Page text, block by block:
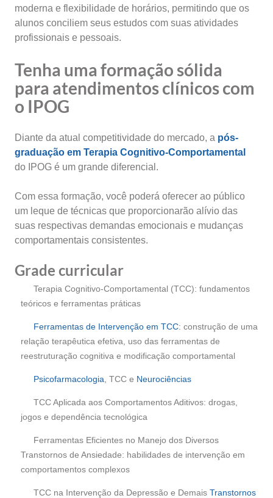
moderna e flexibilidade de horários, permitindo que os
alunos conciliem seus estudos com suas atividades
profissionais e pessoais.
Tenha uma formação sólida
para atendimentos clínicos com
o IPOG
Diante da atual competitividade do mercado, a pós-
graduação em Terapia Cognitivo-Comportamental
do IPOG é um grande diferencial.
Com essa formação, você poderá oferecer ao público
um leque de técnicas que proporcionarão alívio das
suas respectivas demandas emocionais e mudanças
comportamentais consistentes.
Grade curricular
Terapia Cognitivo-Comportamental (TCC): fundamentos
teóricos e ferramentas práticas
Ferramentas de Intervenção em TCC: construção de uma
relação terapêutica efetiva, uso das ferramentas de
reestruturação cognitiva e modificação comportamental
Psicofarmacologia, TCC e Neurociências
TCC Aplicada aos Comportamentos Aditivos: drogas,
jogos e dependência tecnológica
Ferramentas Eficientes no Manejo dos Diversos
Transtornos de Ansiedade: habilidades de intervenção em
comportamentos complexos
TCC na Intervenção da Depressão e Demais Transtornos